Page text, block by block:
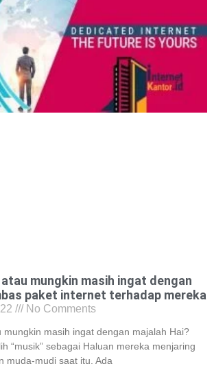
mungkin masih ingat dengan
paket internet terhadap mereka
No Comments
mungkin masih ingat dengan majalah Hai?
“musik” sebagai Haluan mereka menjaring
muda-mudi saat itu. Ada